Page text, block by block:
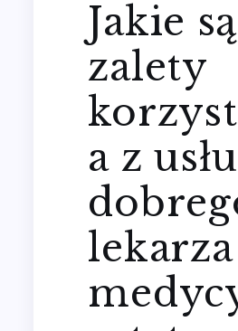
Jakie są
zalety
a z
lekarza